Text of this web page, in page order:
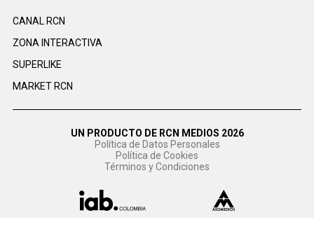
CANAL RCN
ZONA INTERACTIVA
SUPERLIKE
MARKET RCN
UN PRODUCTO DE RCN MEDIOS 2026
Política de Datos Personales
Política de Cookies
Términos y Condiciones